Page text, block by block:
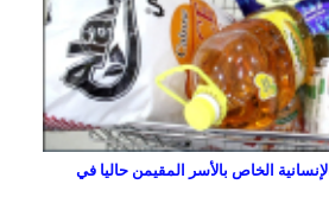
الخاص بالأسر المقيمن حاليا في